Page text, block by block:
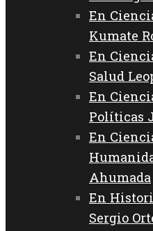
En
Kumate
En
Salud
En
Políticas
En
Ahumada
En
Sergio